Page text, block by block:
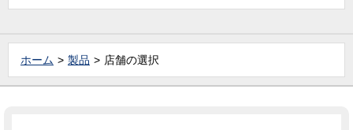
ホーム 製品 店舗の選択